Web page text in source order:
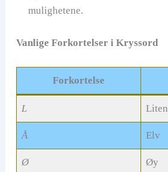
mulighetene.
Vanlige Forkortelser i Kryssord
Forkortelse
L Liten
Å Elv
Ø Øy